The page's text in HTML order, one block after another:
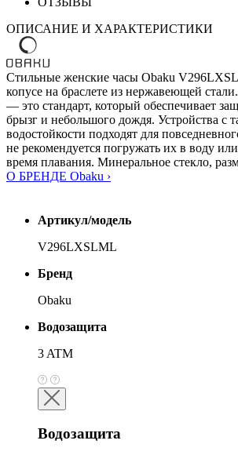
ОПИСАНИЕ И ХАРАКТЕРИСТИКИ
Стильные женские часы Obaku
копусе на браслете из нержавеющей
— это стандарт, который обеспечивает
брызг и небольшого дождя. Устройства с
водостойкости подходят для
не рекомендуется погружать их в воду
время плавания. Минеральное стекло,
О БРЕНДЕ Obaku ›
Артикул/модель
V296LXSLML
Бренд
Obaku
Водозащита
3 ATM
Водозащита